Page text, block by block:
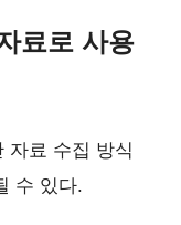
료로 사용
자료 수집 방식
수 있다.